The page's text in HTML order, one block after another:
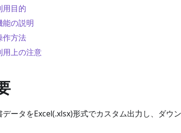
用目的
能の説明
作方法
用上の注意
データをExcel(.xlsx)形式でカスタム出力し、ダウン